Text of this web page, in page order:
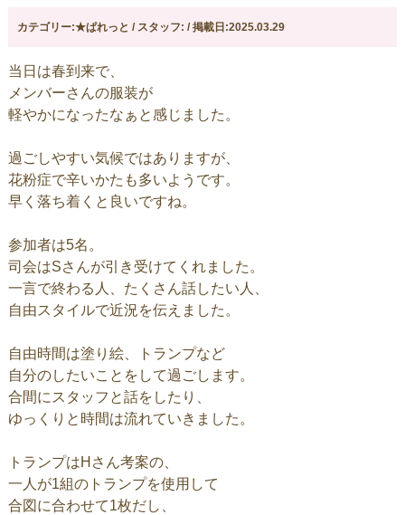
カテゴリー:★ぱれっと / スタッフ: / 掲載日:2025.03.29
当日は春到来で、
メンバーさんの服装が
軽やかになったなぁと感じました。
過ごしやすい気候ではありますが、
花粉症で辛いかたも多いようです。
早く落ち着くと良いですね。
参加者は5名。
司会はSさんが引き受けてくれました。
一言で終わる人、たくさん話したい人、
自由スタイルで近況を伝えました。
自由時間は塗り絵、トランプなど
自分のしたいことをして過ごします。
合間にスタッフと話をしたり、
ゆっくりと時間は流れていきました。
トランプはHさん考案の、
一人が1組のトランプを使用して
合図に合わせて1枚だし、